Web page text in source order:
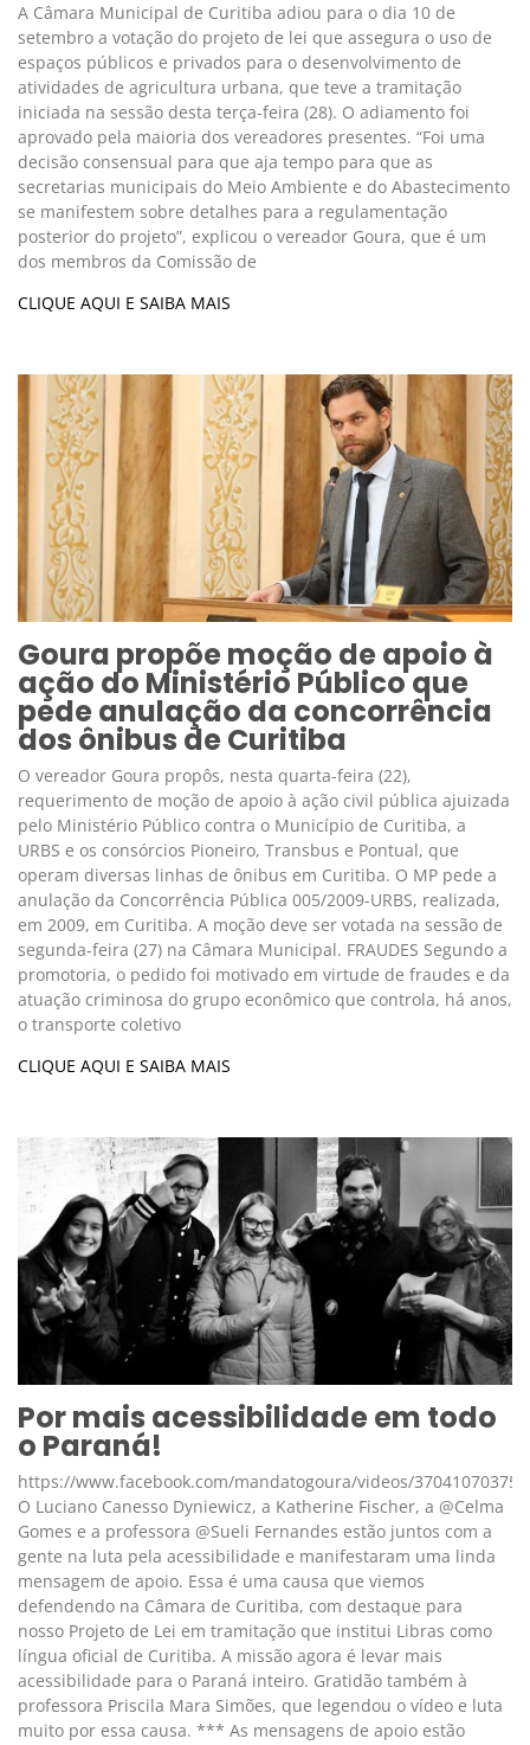
A Câmara Municipal de Curitiba adiou para o dia 10 de
setembro a votação do projeto de lei que assegura o uso de
espaços públicos e privados para o desenvolvimento de
atividades de agricultura urbana, que teve a tramitação
iniciada na sessão desta terça-feira (28). O adiamento foi
aprovado pela maioria dos vereadores presentes. “Foi uma
decisão consensual para que aja tempo para que as
secretarias municipais do Meio Ambiente e do Abastecimento
se manifestem sobre detalhes para a regulamentação
posterior do projeto”, explicou o vereador Goura, que é um
dos membros da Comissão de
CLIQUE AQUI E SAIBA MAIS
Goura propõe moção de apoio à
ação do Ministério Público que
pede anulação da concorrência
dos ônibus de Curitiba
O vereador Goura propôs, nesta quarta-feira (22),
requerimento de moção de apoio à ação civil pública ajuizada
pelo Ministério Público contra o Município de Curitiba, a
URBS e os consórcios Pioneiro, Transbus e Pontual, que
operam diversas linhas de ônibus em Curitiba. O MP pede a
anulação da Concorrência Pública 005/2009-URBS, realizada,
em 2009, em Curitiba. A moção deve ser votada na sessão de
segunda-feira (27) na Câmara Municipal. FRAUDES Segundo a
promotoria, o pedido foi motivado em virtude de fraudes e da
atuação criminosa do grupo econômico que controla, há anos,
o transporte coletivo
CLIQUE AQUI E SAIBA MAIS
Por mais acessibilidade em todo
o Paraná!
https://www.facebook.com/mandatogoura/videos/
O Luciano Canesso Dyniewicz, a Katherine Fischer, a @Celma
Gomes e a professora @Sueli Fernandes estão juntos com a
gente na luta pela acessibilidade e manifestaram uma linda
mensagem de apoio. Essa é uma causa que viemos
defendendo na Câmara de Curitiba, com destaque para
nosso Projeto de Lei em tramitação que institui Libras como
língua oficial de Curitiba. A missão agora é levar mais
acessibilidade para o Paraná inteiro. Gratidão também à
professora Priscila Mara Simões, que legendou o vídeo e luta
muito por essa causa. *** As mensagens de apoio estão